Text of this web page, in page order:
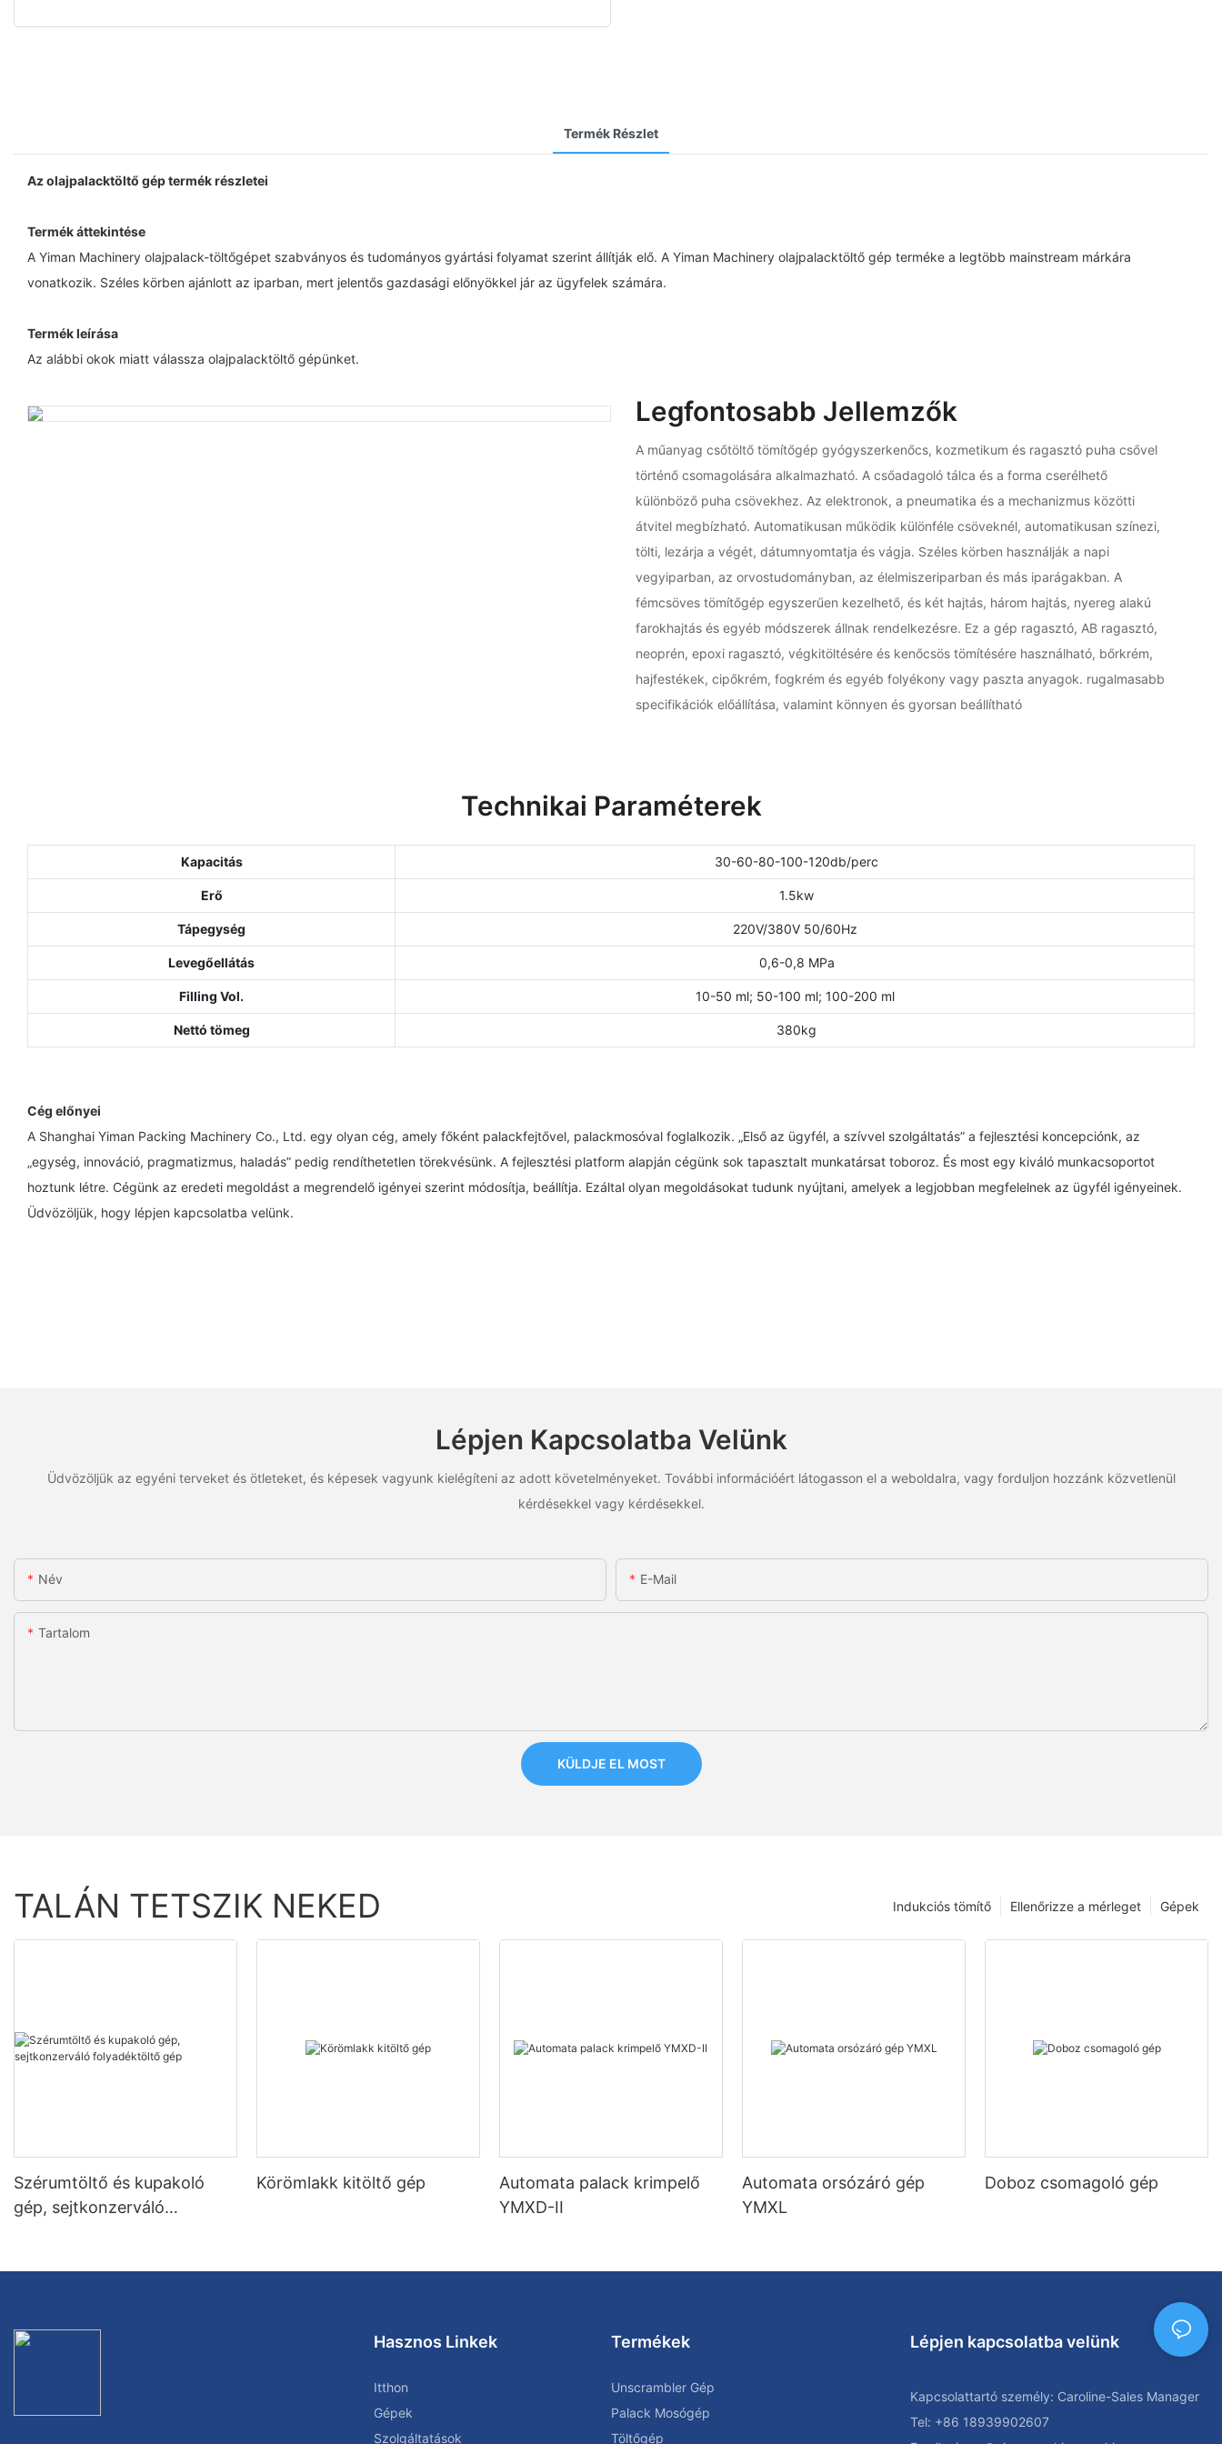
Termék Részlet
Az olajpalacktöltő gép termék részletei
Termék áttekintése
A Yiman Machinery olajpalack-töltőgépet szabványos és tudományos gyártási folyamat szerint állítják elő. A Yiman Machinery olajpalacktöltő gép terméke a legtöbb mainstream márkára
vonatkozik. Széles körben ajánlott az iparban, mert jelentős gazdasági előnyökkel jár az ügyfelek számára.
Termék leírása
Az alábbi okok miatt válassza olajpalacktöltő gépünket.
Legfontosabb Jellemzők
A műanyag csőtöltő tömítőgép gyógyszerkenőcs, kozmetikum és ragasztó puha csővel
történő csomagolására alkalmazható. A csőadagoló tálca és a forma cserélhető
különböző puha csövekhez. Az elektronok, a pneumatika és a mechanizmus közötti
átvitel megbízható. Automatikusan működik különféle csöveknél, automatikusan színezi,
tölti, lezárja a végét, dátumnyomtatja és vágja. Széles körben használják a napi
vegyiparban, az orvostudományban, az élelmiszeriparban és más iparágakban. A
fémcsöves tömítőgép egyszerűen kezelhető, és két hajtás, három hajtás, nyereg alakú
farokhajtás és egyéb módszerek állnak rendelkezésre. Ez a gép ragasztó, AB ragasztó,
neoprén, epoxi ragasztó, végkitöltésére és kenőcsös tömítésére használható, bőrkrém,
hajfestékek, cipőkrém, fogkrém és egyéb folyékony vagy paszta anyagok. rugalmasabb
specifikációk előállítása, valamint könnyen és gyorsan beállítható
Technikai Paraméterek
Kapacitás 30-60-80-100-120db/perc
Erő 1.5kw
Tápegység 220V/380V 50/60Hz
Levegőellátás 0,6-0,8 MPa
Filling Vol. 10-50 ml; 50-100 ml; 100-200 ml
Nettó tömeg 380kg
Cég előnyei
A Shanghai Yiman Packing Machinery Co., Ltd. egy olyan cég, amely főként palackfejtővel, palackmosóval foglalkozik. „Első az ügyfél, a szívvel szolgáltatás” a fejlesztési koncepciónk, az
„egység, innováció, pragmatizmus, haladás” pedig rendíthetetlen törekvésünk. A fejlesztési platform alapján cégünk sok tapasztalt munkatársat toboroz. És most egy kiváló munkacsoportot
hoztunk létre. Cégünk az eredeti megoldást a megrendelő igényei szerint módosítja, beállítja. Ezáltal olyan megoldásokat tudunk nyújtani, amelyek a legjobban megfelelnek az ügyfél igényeinek.
Üdvözöljük, hogy lépjen kapcsolatba velünk.
Lépjen Kapcsolatba Velünk
Üdvözöljük az egyéni terveket és ötleteket, és képesek vagyunk kielégíteni az adott követelményeket. További információért látogasson el a weboldalra, vagy forduljon hozzánk közvetlenül
kérdésekkel vagy kérdésekkel.
Név E-Mail
Tartalom
KÜLDJE EL MOST
TALÁN TETSZIK NEKED Gépek
Ellenőrizze a mérleget
Indukciós tömítő
Szérumtöltő és kupakoló
gép, sejtkonzerváló
Körömlakk kitöltő gép
Automata palack krimpelő
YMXD-II
Automata orsózáró gép
YMXL
Doboz csomagoló gép
Hasznos Linkek
Itthon
Gépek
Szolgáltatások
Termékek
Unscrambler Gép
Palack Mosógép
Töltőgép
Lépjen kapcsolatba velünk
Kapcsolattartó személy: Caroline-Sales Manager
Tel: +86 18939902607